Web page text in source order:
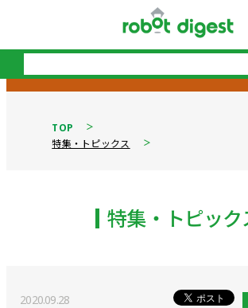
TOP
特集・トピックス
特集・トピック
2020.09.28